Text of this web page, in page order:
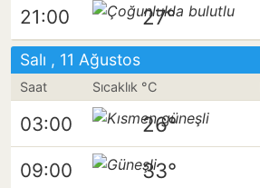
21:00 27°
Salı , 11 Ağustos
Saat Sıcaklık °C
03:00 26°
09:00 33°